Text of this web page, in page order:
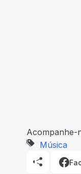
Acompanhe-
Música